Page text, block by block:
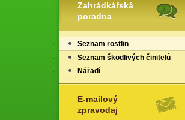
Zahrádkářská
poradna
Seznam rostlin
Seznam škodlivých činitelů
Nářadí
E-mailový
zpravodaj